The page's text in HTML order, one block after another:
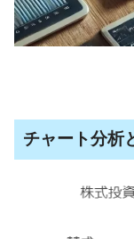
チャート分析